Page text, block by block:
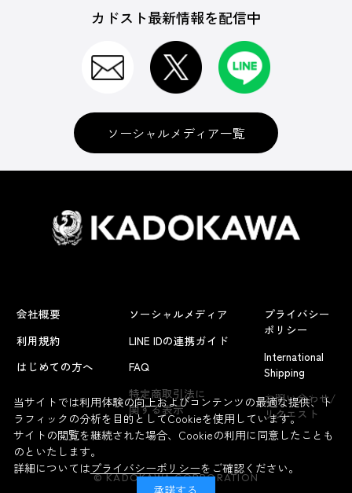
よくあるお問い合わせ
カドスト最新情報を配信中
ソーシャルメディア一覧
会社概要
利用規約
はじめての方へ
ソーシャルメディア
LINE IDの連携ガイド
FAQ
特定商取引法に
関する表示
プライバシー
ポリシー
International
Shipping
お問い合わせ/
リクエスト
© KADOKAWA CORPORATION
当サイトでは利用体験の向上およびコンテンツの最適な提供、ト
ラフィックの分析を目的としてCookieを使用しています。
サイトの閲覧を継続された場合、Cookieの利用に同意したことも
のといたします。
詳細についてはプライバシーポリシーをご確認ください。